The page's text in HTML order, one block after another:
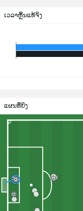
ເວລາຫຼິ້ນແທ້ຈິງ
ແຜນທີ່ຍິງ